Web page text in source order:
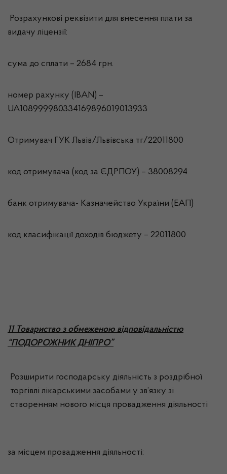
Розрахункові реквізити для внесення плати за
видачу ліцензії:
сума до сплати – 2684 грн.
номер рахунку (IBAN) –
UA108999980334169896019013933
Отримувач ГУК Львiв/Львівська тг/22011800
код отримувача (код за ЄДРПОУ) – 38008294
банк отримувача- Казначейство України (ЕАП)
код класифікації доходів бюджету – 22011800
11 Товариство з обмеженою відповідальністю
“ПОДОРОЖНИК ДНІПРО”
Розширити господарську діяльність з роздрібної
торгівлі лікарськими засобами у зв’язку зі
створенням нового місця провадження діяльності
за місцем провадження діяльності: